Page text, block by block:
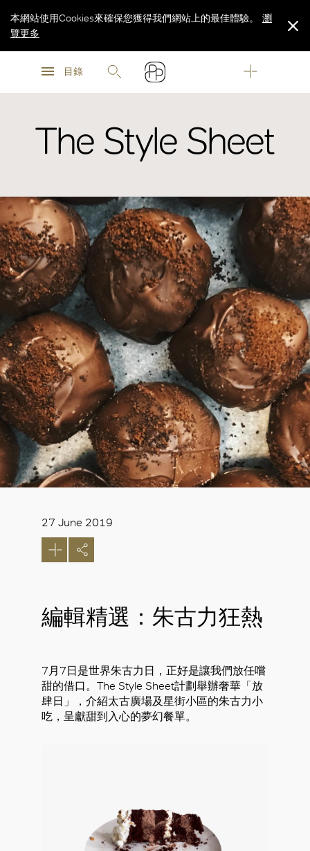
瀏
目錄
本網站使用Cookies來確保您獲得我們網站上的最佳體驗。
瀏
覽更多
The Style Sheet
27 June 2019
編輯精選：朱古力狂熱
7月7日是世界朱古力日，正好是讓我們放任嚐
甜的借口。The Style Sheet計劃舉辦奢華「放
肆日」，介紹太古廣場及星街小區的朱古力小
吃，呈獻甜到入心的夢幻餐單。